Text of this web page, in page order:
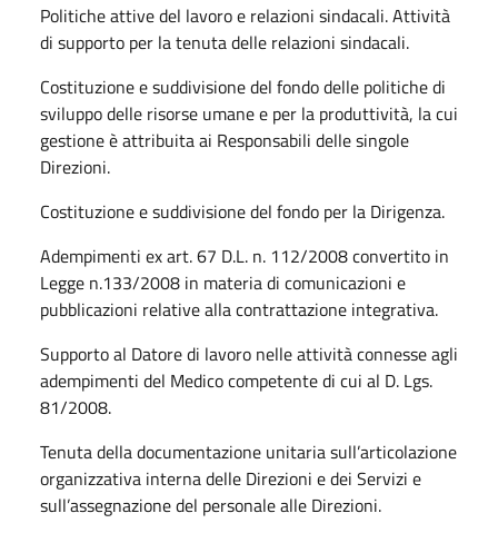
Politiche attive del lavoro e relazioni sindacali. Attività
di supporto per la tenuta delle relazioni sindacali.
Costituzione e suddivisione del fondo delle politiche di
sviluppo delle risorse umane e per la produttività, la cui
gestione è attribuita ai Responsabili delle singole
Direzioni.
Costituzione e suddivisione del fondo per la Dirigenza.
Adempimenti ex art. 67 D.L. n. 112/2008 convertito in
Legge n.133/2008 in materia di comunicazioni e
pubblicazioni relative alla contrattazione integrativa.
Supporto al Datore di lavoro nelle attività connesse agli
adempimenti del Medico competente di cui al D. Lgs.
81/2008.
Tenuta della documentazione unitaria sull’articolazione
organizzativa interna delle Direzioni e dei Servizi e
sull’assegnazione del personale alle Direzioni.